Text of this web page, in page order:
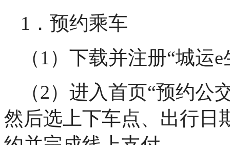
1．预约乘车
（1）下载并注册“城运
（2）进入首页“预约
然后选上下车点、出行日